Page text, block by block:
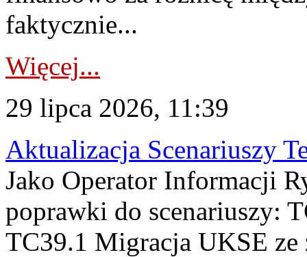
faktycznie...
Więcej...
29 lipca 2026, 11:39
Aktualizacja Scenariuszy
Jako Operator Informacji
poprawki do scenariuszy:
TC39.1 Migracja UKSE